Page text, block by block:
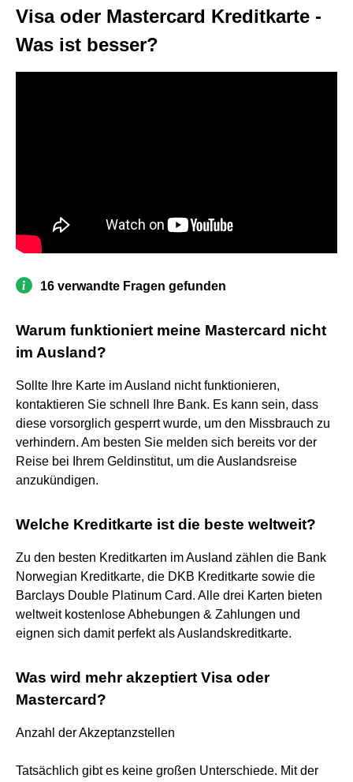
Visa oder Mastercard Kreditkarte -
Was ist besser?
16 verwandte Fragen gefunden
Warum funktioniert meine Mastercard nicht
im Ausland?
Sollte Ihre Karte im Ausland nicht funktionieren,
kontaktieren Sie schnell Ihre Bank. Es kann sein, dass
diese vorsorglich gesperrt wurde, um den Missbrauch zu
verhindern. Am besten Sie melden sich bereits vor der
Reise bei Ihrem Geldinstitut, um die Auslandsreise
anzukündigen.
Welche Kreditkarte ist die beste weltweit?
Zu den besten Kreditkarten im Ausland zählen die Bank
Norwegian Kreditkarte, die DKB Kreditkarte sowie die
Barclays Double Platinum Card. Alle drei Karten bieten
weltweit kostenlose Abhebungen & Zahlungen und
eignen sich damit perfekt als Auslandskreditkarte.
Was wird mehr akzeptiert Visa oder
Mastercard?
Anzahl der Akzeptanzstellen
Tatsächlich gibt es keine großen Unterschiede. Mit der